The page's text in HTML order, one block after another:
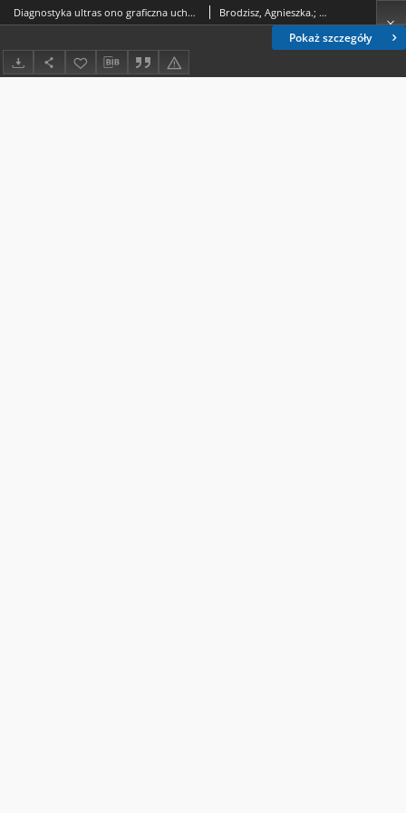
Pokaż szczegóły
Diagnostyka ultras ono graficzna uchyłka Meckela - opis przypadku Brodzisz, Agnieszka.; Dybiec, Ewa.; Wieczorek, Paweł (medycyna).; Bieganowska, Zofia.